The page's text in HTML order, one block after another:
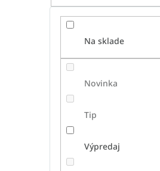
Na sklade
Novinka
Tip
Výpredaj